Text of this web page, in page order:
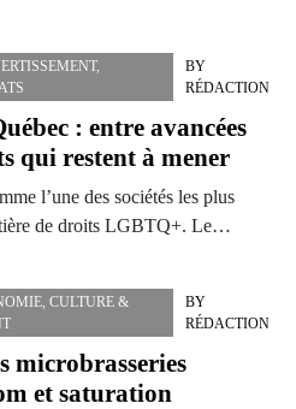
,
BY
RÉDACTION
: entre avancées
qui restent à mener
l’une des sociétés les plus
de droits LGBTQ+. Le…
, CULTURE &
BY
RÉDACTION
microbrasseries
et saturation